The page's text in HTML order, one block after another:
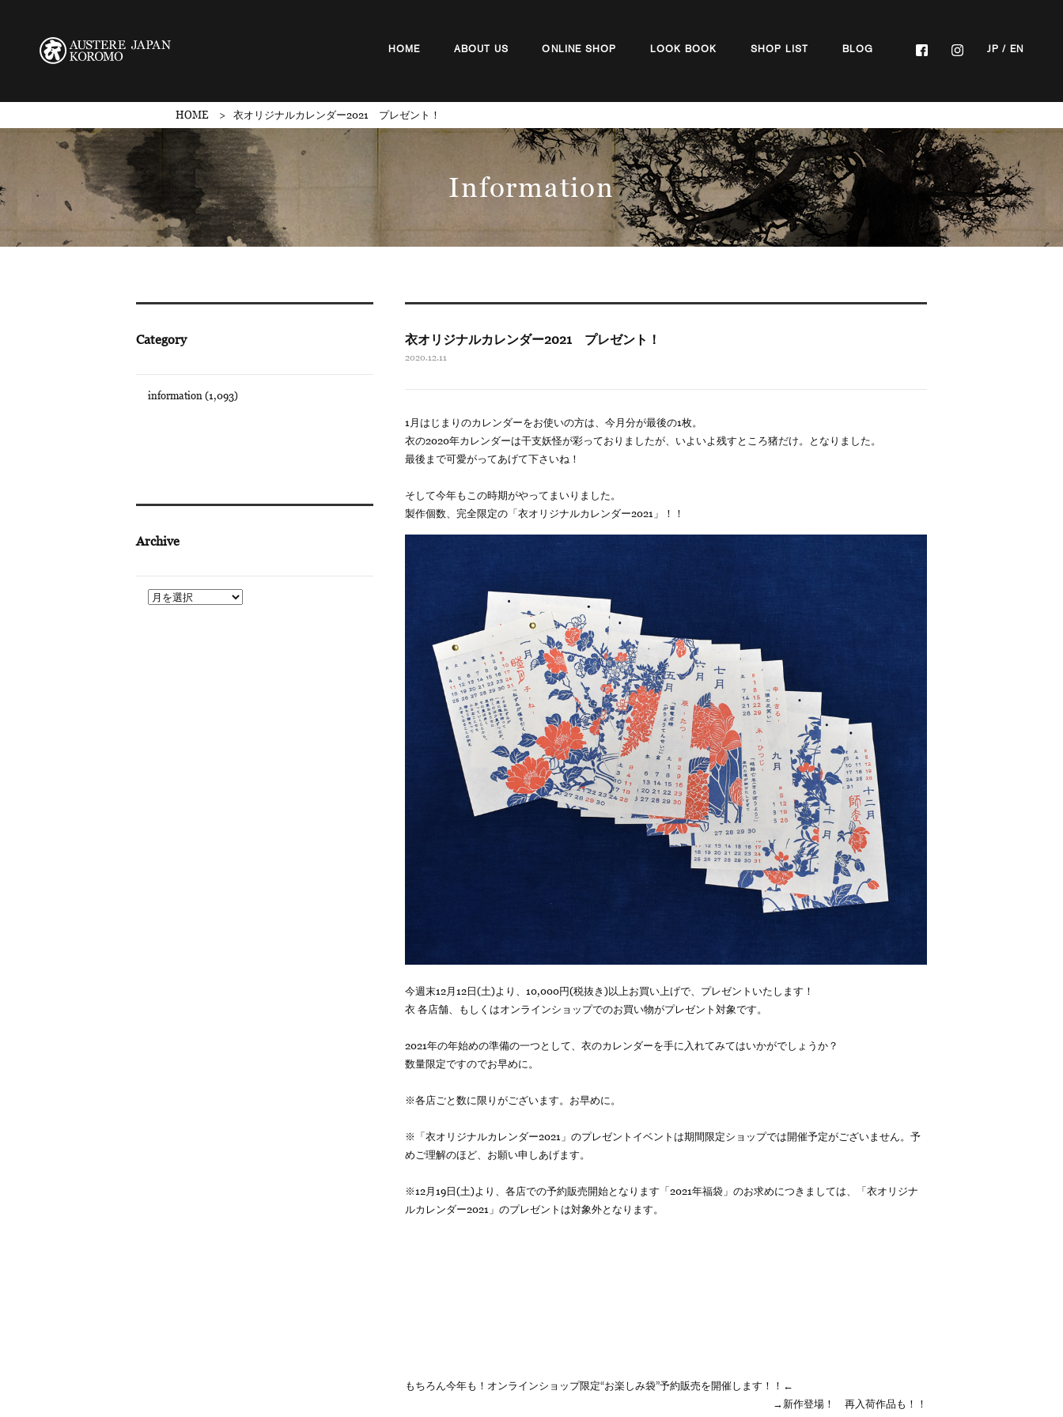
JP / EN
HOME ABOUT US ONLINE SHOP LOOK BOOK SHOP LIST BLOG
HOME 衣オリジナルカレンダー2021 プレゼント！
Information
衣オリジナルカレンダー2021 プレゼント！
2020.12.11
1月はじまりのカレンダーをお使いの方は、今月分が最後の1枚。
衣の2020年カレンダーは干支妖怪が彩っておりましたが、いよいよ残すところ猪だけ。となりました。
最後まで可愛がってあげて下さいね！
そして今年もこの時期がやってまいりました。
製作個数、完全限定の「衣オリジナルカレンダー2021」！！
今週末12月12日(土)より、10,000円(税抜き)以上お買い上げで、プレゼントいたします！
衣 各店舗、もしくはオンラインショップでのお買い物がプレゼント対象です。
2021年の年始めの準備の一つとして、衣のカレンダーを手に入れてみてはいかがでしょうか？
数量限定ですのでお早めに。
※各店ごと数に限りがございます。お早めに。
※「衣オリジナルカレンダー2021」のプレゼントイベントは期間限定ショップでは開催予定がございません。予
めご理解のほど、お願い申しあげます。
※12月19日(土)より、各店での予約販売開始となります「2021年福袋」のお求めにつきましては、「衣オリジナ
ルカレンダー2021」のプレゼントは対象外となります。
もちろん今年も！オンラインショップ限定“お楽しみ袋”予約販売を開催します！！←
→新作登場！ 再入荷作品も！！
Category
information (1,093)
Archive